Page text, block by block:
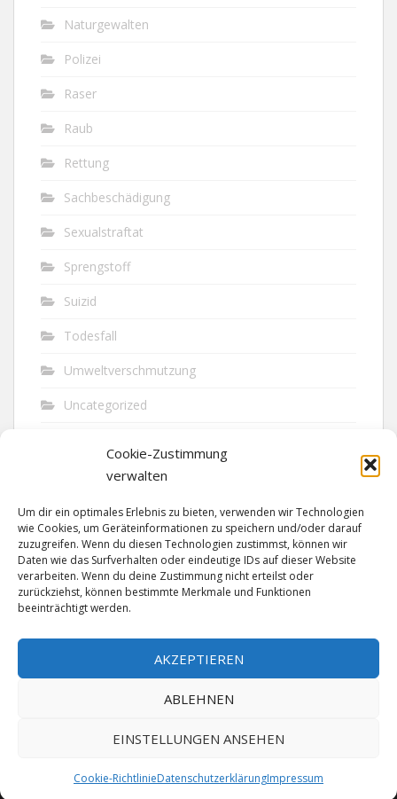
Cookie-Zustimmung
verwalten
Um dir ein optimales Erlebnis zu bieten, verwenden wir Technologien
wie Cookies, um Geräteinformationen zu speichern und/oder darauf
zuzugreifen. Wenn du diesen Technologien zustimmst, können wir
Daten wie das Surfverhalten oder eindeutige IDs auf dieser Website
verarbeiten. Wenn du deine Zustimmung nicht erteilst oder
zurückziehst, können bestimmte Merkmale und Funktionen
beeinträchtigt werden.
AKZEPTIEREN
ABLEHNEN
EINSTELLUNGEN ANSEHEN
Cookie-RichtlinieDatenschutzerklärungImpressum
Naturgewalten
Polizei
Raser
Raub
Rettung
Sachbeschädigung
Sexualstraftat
Sprengstoff
Suizid
Todesfall
Umweltverschmutzung
Uncategorized
Vandalismus
Verkehr
Verkehrsunfall
Vermisst
Waffen
MADE SINCE 1999 WITH ♥ BYABELNET| POWERED BYNADV